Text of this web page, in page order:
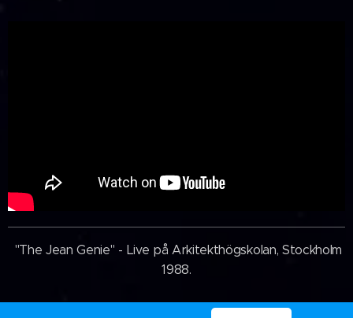
"The Jean Genie" - Live på Arkitekthögskolan, Stockholm
1988.